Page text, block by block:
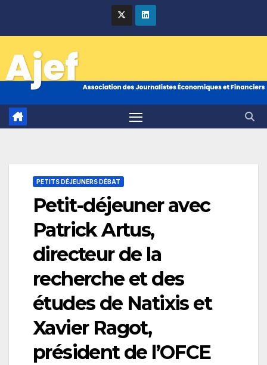
PETITS DÉJEUNERS DÉBAT
Petit-déjeuner avec
Patrick Artus,
directeur de la
recherche et des
études de Natixis et
Xavier Ragot,
président de l’OFCE